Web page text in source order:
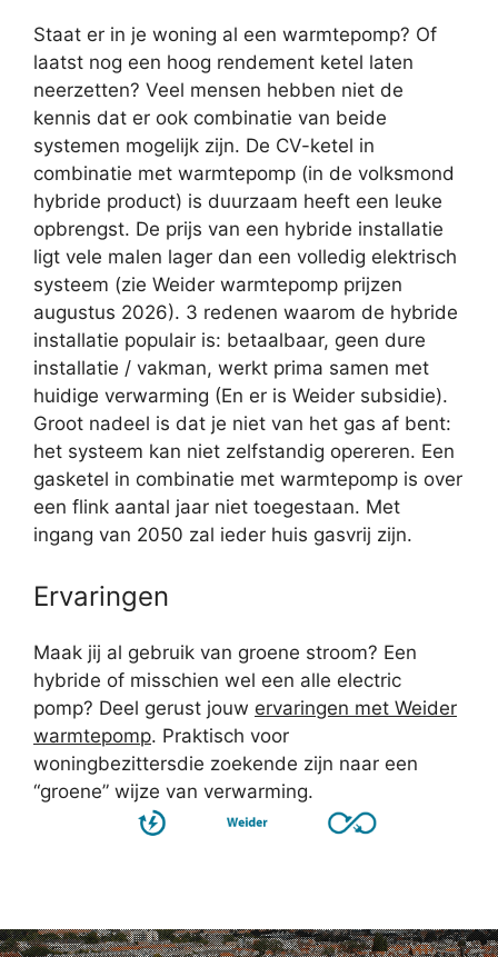
Staat er in je woning al een warmtepomp? Of
laatst nog een hoog rendement ketel laten
neerzetten? Veel mensen hebben niet de
kennis dat er ook combinatie van beide
systemen mogelijk zijn. De CV-ketel in
combinatie met warmtepomp (in de volksmond
hybride product) is duurzaam heeft een leuke
opbrengst. De prijs van een hybride installatie
ligt vele malen lager dan een volledig elektrisch
systeem (zie Weider warmtepomp prijzen
augustus 2026). 3 redenen waarom de hybride
installatie populair is: betaalbaar, geen dure
installatie / vakman, werkt prima samen met
huidige verwarming (En er is Weider subsidie).
Groot nadeel is dat je niet van het gas af bent:
het systeem kan niet zelfstandig opereren. Een
gasketel in combinatie met warmtepomp is over
een flink aantal jaar niet toegestaan. Met
ingang van 2050 zal ieder huis gasvrij zijn.
Ervaringen
Maak jij al gebruik van groene stroom? Een
hybride of misschien wel een alle electric
pomp? Deel gerust jouw ervaringen met Weider
warmtepomp. Praktisch voor
woningbezittersdie zoekende zijn naar een
“groene” wijze van verwarming.